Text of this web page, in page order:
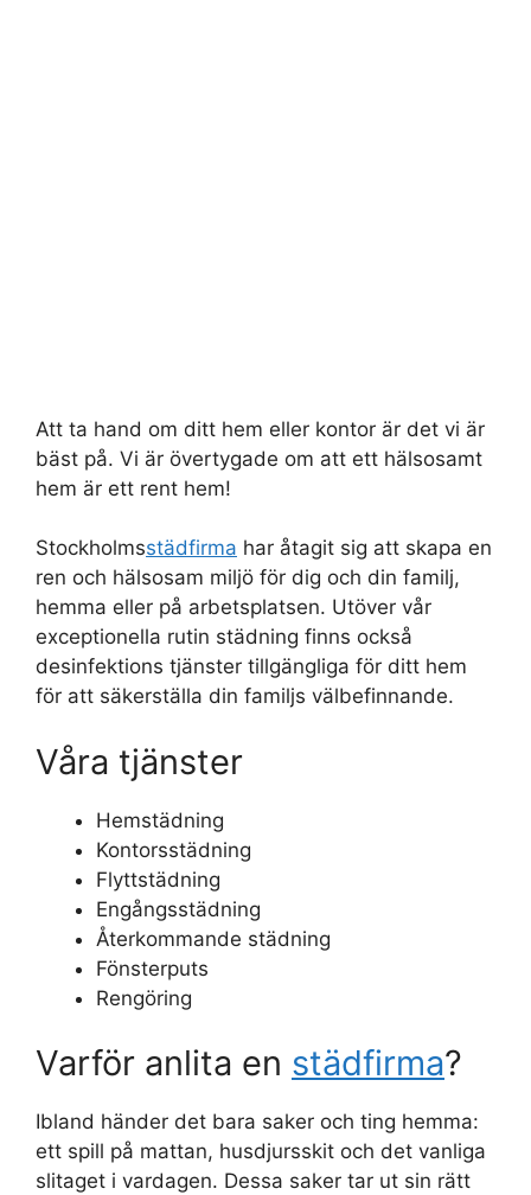
Att ta hand om ditt hem eller kontor är det vi är
bäst på. Vi är övertygade om att ett hälsosamt
hem är ett rent hem!
Stockholmsstädfirma har åtagit sig att skapa en
ren och hälsosam miljö för dig och din familj,
hemma eller på arbetsplatsen. Utöver vår
exceptionella rutin städning finns också
desinfektions tjänster tillgängliga för ditt hem
för att säkerställa din familjs välbefinnande.
Våra tjänster
Hemstädning
Kontorsstädning
Flyttstädning
Engångsstädning
Återkommande städning
Fönsterputs
Rengöring
Varför anlita en städfirma?
Ibland händer det bara saker och ting hemma:
ett spill på mattan, husdjursskit och det vanliga
slitaget i vardagen. Dessa saker tar ut sin rätt